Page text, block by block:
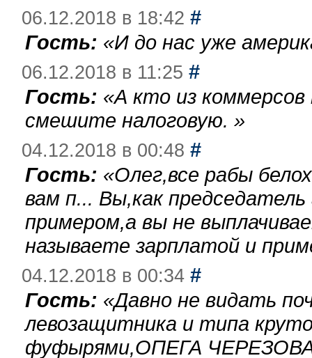
06.12.2018 в 18:42 #
Гость: «И до нас уже
06.12.2018 в 11:25 #
Гость: «А кто из
смешите налоговую. »
04.12.2018 в 00:48 #
Гость: «Олег,все рабы
вам п... Вы,как
примером,а вы не
называете зарплатой и
04.12.2018 в 00:34 #
Гость: «Давно не видать
левозащитника и типа
фуфырями,ОПЕГА